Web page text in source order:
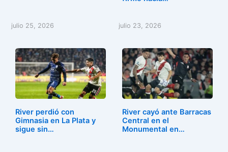
julio 25, 2026 julio 23, 2026
River perdió con
Gimnasia en La Plata y
sigue sin…
River cayó ante Barracas
Central en el
Monumental en…